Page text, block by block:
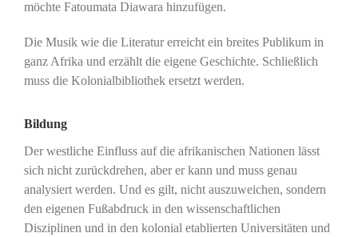
möchte Fatoumata Diawara hinzufügen.
Die Musik wie die Literatur erreicht ein breites Publikum in
ganz Afrika und erzählt die eigene Geschichte. Schließlich
muss die Kolonialbibliothek ersetzt werden.
Bildung
Der westliche Einfluss auf die afrikanischen Nationen lässt
sich nicht zurückdrehen, aber er kann und muss genau
analysiert werden. Und es gilt, nicht auszuweichen, sondern
den eigenen Fußabdruck in den wissenschaftlichen
Disziplinen und in den kolonial etablierten Universitäten und